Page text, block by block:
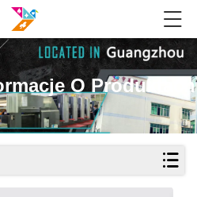
O Produktach